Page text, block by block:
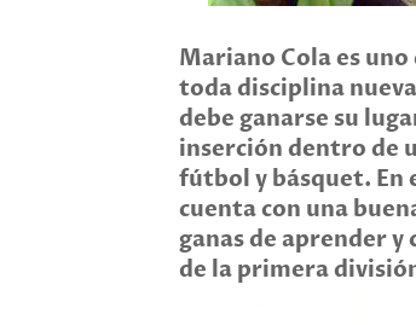
Mariano Cola es
toda disciplina
debe ganarse su
inserción dentro de
fútbol y básquet. En
cuenta con una
ganas de aprender
de la primera